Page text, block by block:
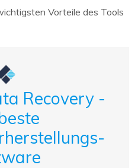
Vorteile des Tools
Recovery -